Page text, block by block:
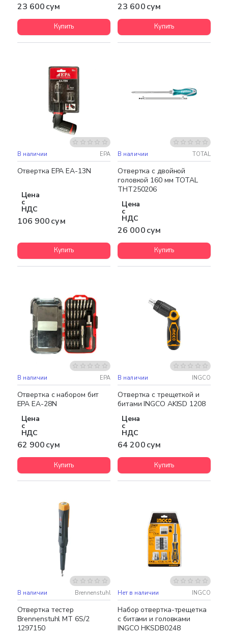
23 600 сум
Купить
23 600 сум
Купить
В наличии EPA
Отвертка EPA EA-13N
Цена
с
НДС
106 900 сум
Купить
В наличии TOTAL
Отвертка с двойной
головкой 160 мм TOTAL
THT250206
Цена
с
НДС
26 000 сум
Купить
В наличии EPA
Отвертка с набором бит
EPA EA-28N
Цена
с
НДС
62 900 сум
Купить
В наличии INGCO
Отвертка с трещеткой и
битами INGCO AKISD 1208
Цена
с
НДС
64 200 сум
Купить
В наличии Brennenstuhl
Отвертка тестер
Brennenstuhl MT 6S/2
1297150
Нет в наличии INGCO
Набор отвертка-трещетка
с битами и головками
INGCO HKSDB0248